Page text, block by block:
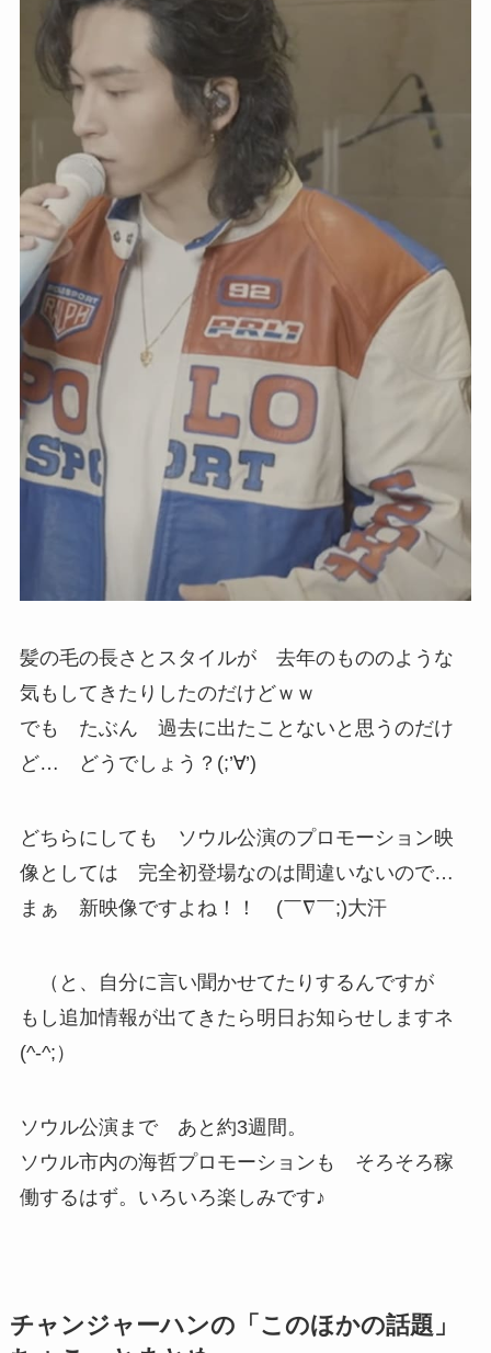
髪の毛の長さとスタイルが 去年のもののような
気もしてきたりしたのだけどｗｗ
でも たぶん 過去に出たことないと思うのだけ
ど… どうでしょう？(;’∀’)
どちらにしても ソウル公演のプロモーション映
像としては 完全初登場なのは間違いないので…
まぁ 新映像ですよね！！ (￣∇￣;)大汗
（と、自分に言い聞かせてたりするんですが
もし追加情報が出てきたら明日お知らせしますネ
(^-^;）
ソウル公演まで あと約3週間。
ソウル市内の海哲プロモーションも そろそろ稼
働するはず。いろいろ楽しみです♪
チャンジャーハンの「このほかの話題」